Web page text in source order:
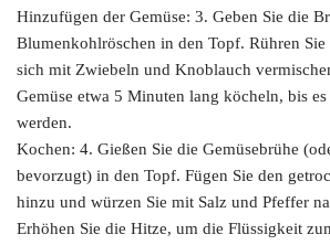
Hinzufügen der Gemüse: 3. Geben Sie die
Blumenkohlröschen in den Topf. Rühren
sich mit Zwiebeln und Knoblauch
Gemüse etwa 5 Minuten lang köcheln, bis
werden.
Kochen: 4. Gießen Sie die Gemüsebrühe
bevorzugt) in den Topf. Fügen Sie den
hinzu und würzen Sie mit Salz und Pfeffer
Erhöhen Sie die Hitze, um die Flüssigkeit